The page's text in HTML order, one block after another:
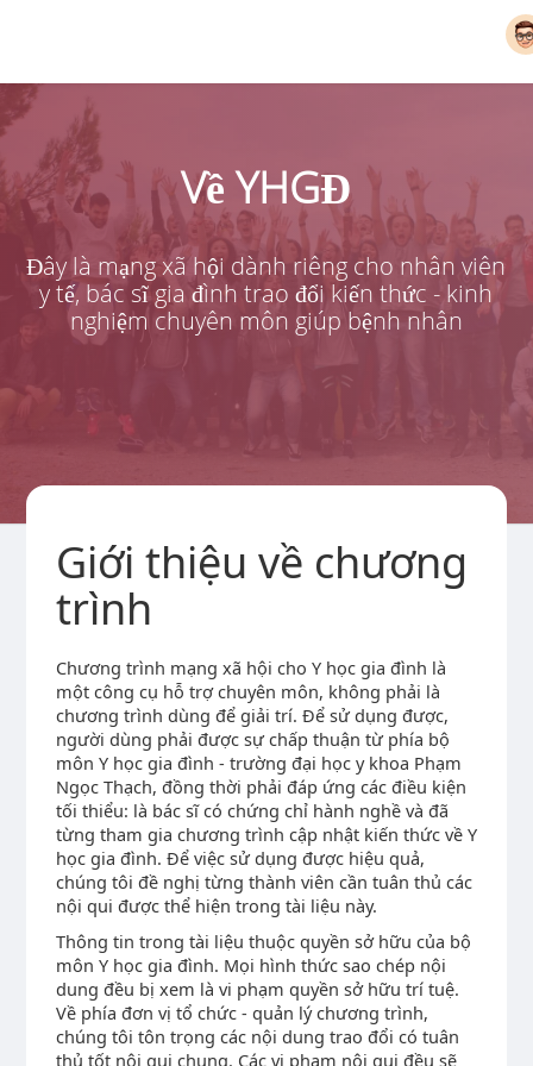
Về YHGĐ
Đây là mạng xã hội dành riêng cho nhân viên
y tế, bác sĩ gia đình trao đổi kiến thức - kinh
nghiệm chuyên môn giúp bệnh nhân
Giới thiệu về chương
trình
Chương trình mạng xã hội cho Y học gia đình là
một công cụ hỗ trợ chuyên môn, không phải là
chương trình dùng để giải trí. Để sử dụng được,
người dùng phải được sự chấp thuận từ phía bộ
môn Y học gia đình - trường đại học y khoa Phạm
Ngọc Thạch, đồng thời phải đáp ứng các điều kiện
tối thiểu: là bác sĩ có chứng chỉ hành nghề và đã
từng tham gia chương trình cập nhật kiến thức về Y
học gia đình. Để việc sử dụng được hiệu quả,
chúng tôi đề nghị từng thành viên cần tuân thủ các
nội qui được thể hiện trong tài liệu này.
Thông tin trong tài liệu thuộc quyền sở hữu của bộ
môn Y học gia đình. Mọi hình thức sao chép nội
dung đều bị xem là vi phạm quyền sở hữu trí tuệ.
Về phía đơn vị tổ chức - quản lý chương trình,
chúng tôi tôn trọng các nội dung trao đổi có tuân
thủ tốt nội qui chung. Các vi phạm nội qui đều sẽ